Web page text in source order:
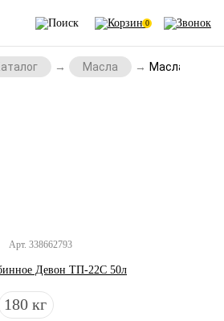
0
Масла Масла
Арт. 338662793
Девон ТП-22С 50л
180 кг